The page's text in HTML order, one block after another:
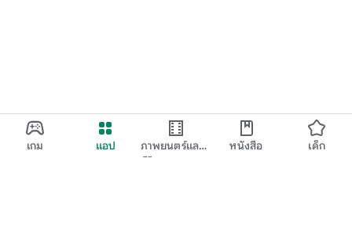
เกม แอป
ภาพยนตร์และ
ทีวี
หนังสือ เด็ก